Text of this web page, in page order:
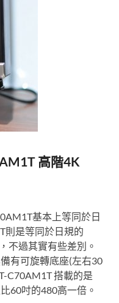
高階4K
基本上等同於日
則是等同於日規的
不過其實有些差別。
有可旋轉底座(左右30
C70AM1T 搭載的是
60吋的480高一倍。